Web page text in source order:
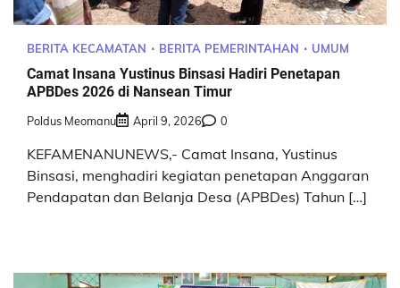
BERITA KECAMATAN BERITA PEMERINTAHAN UMUM
Camat Insana Yustinus Binsasi Hadiri Penetapan
APBDes 2026 di Nansean Timur
Poldus Meomanu April 9, 2026 0
KEFAMENANUNEWS,- Camat Insana, Yustinus
Binsasi, menghadiri kegiatan penetapan Anggaran
Pendapatan dan Belanja Desa (APBDes) Tahun […]